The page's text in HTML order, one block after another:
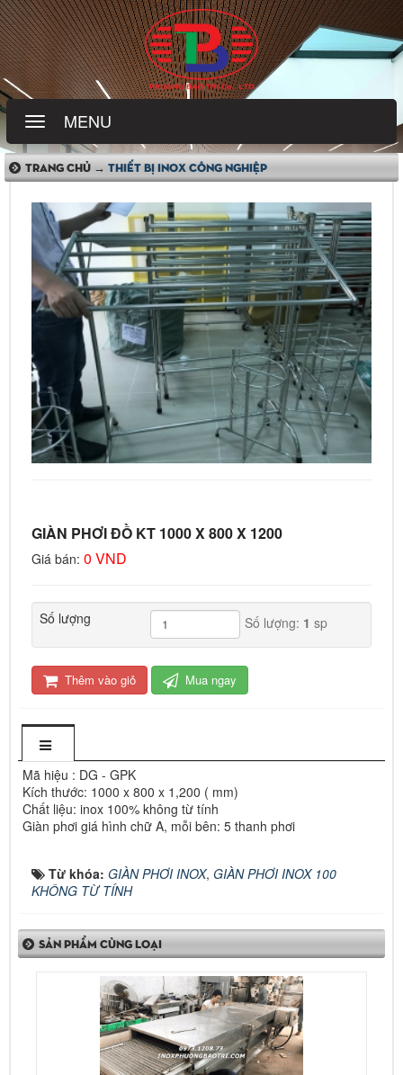
MENU
TRANG CHỦ → THIẾT BỊ INOX CÔNG NGHIỆP
GIÀN PHƠI ĐỒ KT 1000 X 800 X 1200
Giá bán: 0 VND
Số lượng Số lượng: 1 sp
Thêm vào giỏ Mua ngay
Mã hiệu : DG - GPK
Kích thước: 1000 x 800 x 1,200 ( mm)
Chất liệu: inox 100% không từ tính
Giàn phơi giá hình chữ A, mỗi bên: 5 thanh phơi
Từ khóa: GIÀN PHƠI INOX, GIÀN PHƠI INOX 100
KHÔNG TỪ TÍNH
SẢN PHẨM CÙNG LOẠI